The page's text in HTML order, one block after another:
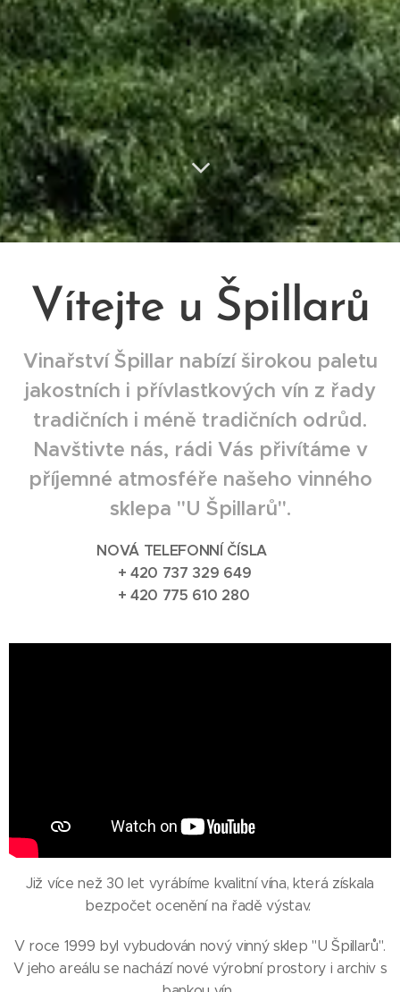
Vítejte u Špillarů
Vinařství Špillar nabízí širokou paletu
jakostních i přívlastkových vín z řady
tradičních i méně tradičních odrůd.
Navštivte nás, rádi Vás přivítáme v
příjemné atmosféře našeho vinného
sklepa "U Špillarů".
NOVÁ TELEFONNÍ ČÍSLA
+ 420 737 329 649
+ 420 775 610 280
Již více než 30 let vyrábíme kvalitní vína, která získala
bezpočet ocenění na řadě výstav.
V roce 1999 byl vybudován nový vinný sklep "U Špillarů".
V jeho areálu se nachází nové výrobní prostory i archiv s